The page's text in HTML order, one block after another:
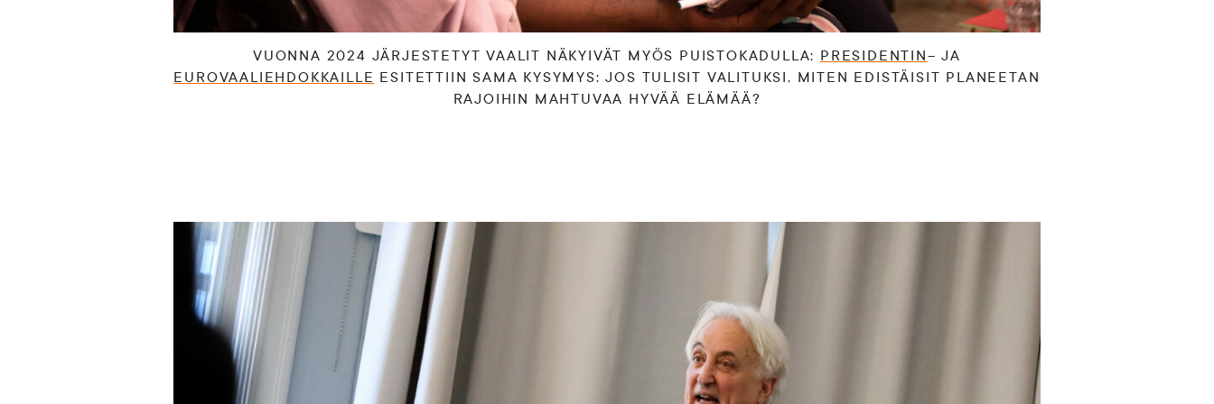
VUONNA 2024 JÄRJESTETYT VAALIT NÄKYIVÄT MYÖS PUISTOKADULLA: PRESIDENTIN– JA
EUROVAALIEHDOKKAILLE ESITETTIIN SAMA KYSYMYS: JOS TULISIT VALITUKSI, MITEN EDISTÄISIT PLANEETAN
RAJOIHIN MAHTUVAA HYVÄÄ ELÄMÄÄ?